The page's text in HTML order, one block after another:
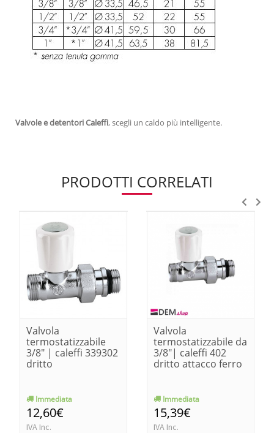
Valvole e detentori Caleffi, scegli un caldo più intelligente.
PRODOTTI CORRELATI
Valvola
termostatizzabile
3/8" | caleffi 339302
dritto
Immediata
12,60€
IVA Inc.
Valvola
termostatizzabile da
3/8"| caleffi 402
dritto attacco ferro
Immediata
15,39€
IVA Inc.